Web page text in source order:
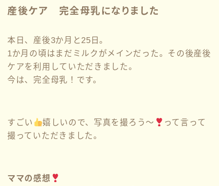
産後ケア 完全母乳になりました
本日、産後3か月と25日。
1か月の頃はまだミルクがメインだった。その後産後
ケアを利用していただきました。
今は、完全母乳！です。
すごい 嬉しいので、写真を撮ろう〜
って言って
撮っていただきました。
ママの感想